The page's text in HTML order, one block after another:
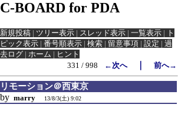
C-BOARD for PDA
新規投稿 | ツリー表示 | スレッド表示 | 一覧表示 | ト
ピック表示 | 番号順表示 | 検索 | 留意事項 | 設定 | 過
去ログ | ホーム | ヒント
331 / 998
←次へ｜ 前へ→
リモーション＠西東京
by marry 13/8/3(土) 9:02